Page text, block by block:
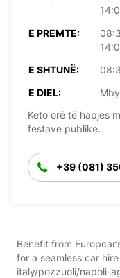
E PREMTE:
E SHTUNË:
E DIEL:
Këto orë të hapjes
festave publike.
+39 (081)
Benefit from
for a seamless car
italy/pozzuoli/napoli-